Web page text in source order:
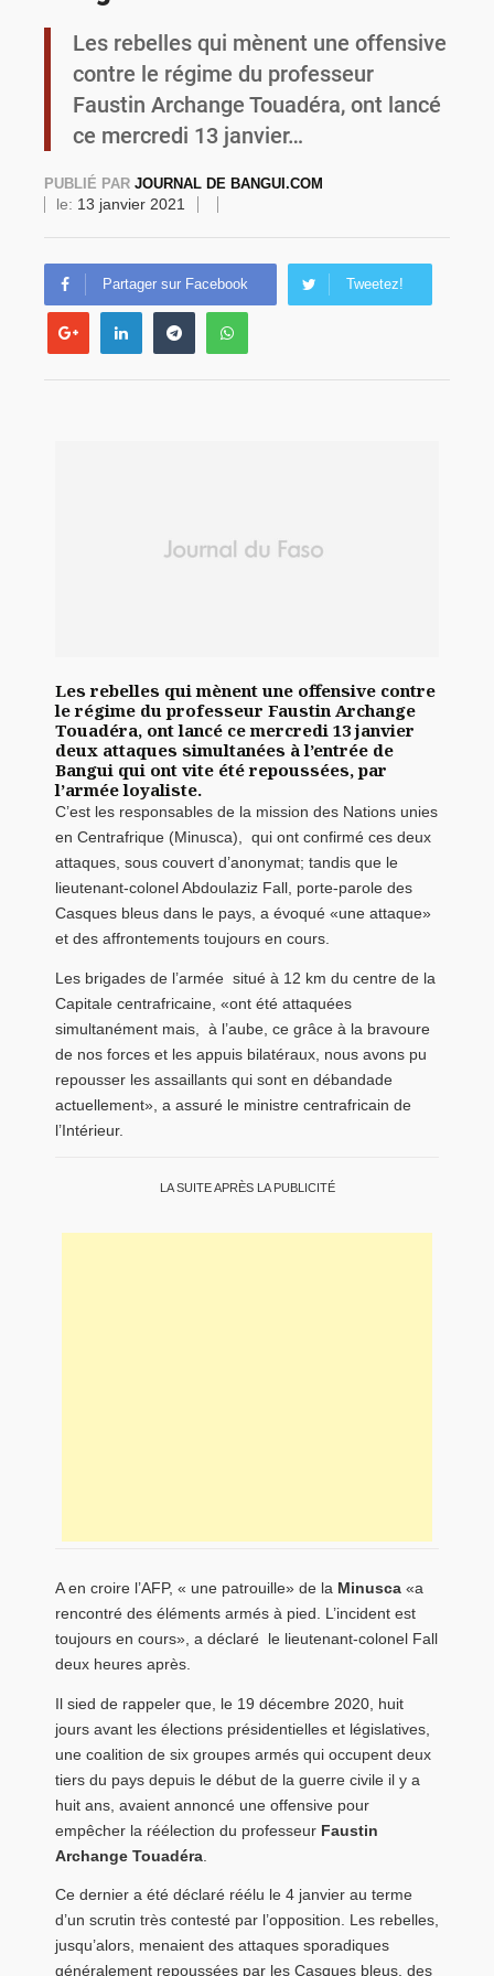
Burkina Faso : une usine de farine de blé à 3,1 milliards FCFA en construction pour renforcer la production locale
Les rebelles qui mènent une offensive
contre le régime du professeur
Faustin Archange Touadéra, ont lancé
ce mercredi 13 janvier…
PUBLIÉ PAR JOURNAL DE BANGUI.COM
le: 13 janvier 2021
Partager sur Facebook Tweetez!
Les rebelles qui mènent une offensive contre
le régime du professeur Faustin Archange
Touadéra, ont lancé ce mercredi 13 janvier
deux attaques simultanées à l’entrée de
Bangui qui ont vite été repoussées, par
l’armée loyaliste.
C’est les responsables de la mission des Nations unies
en Centrafrique (Minusca), qui ont confirmé ces deux
attaques, sous couvert d’anonymat; tandis que le
lieutenant-colonel Abdoulaziz Fall, porte-parole des
Casques bleus dans le pays, a évoqué «une attaque»
et des affrontements toujours en cours.
Les brigades de l’armée situé à 12 km du centre de la
Capitale centrafricaine, «ont été attaquées
simultanément mais, à l’aube, ce grâce à la bravoure
de nos forces et les appuis bilatéraux, nous avons pu
repousser les assaillants qui sont en débandade
actuellement», a assuré le ministre centrafricain de
l’Intérieur.
LA SUITE APRÈS LA PUBLICITÉ
A en croire l’AFP, « une patrouille» de la Minusca «a
rencontré des éléments armés à pied. L’incident est
toujours en cours», a déclaré le lieutenant-colonel Fall
deux heures après.
Il sied de rappeler que, le 19 décembre 2020, huit
jours avant les élections présidentielles et législatives,
une coalition de six groupes armés qui occupent deux
tiers du pays depuis le début de la guerre civile il y a
huit ans, avaient annoncé une offensive pour
empêcher la réélection du professeur Faustin
Archange Touadéra
Ce dernier a été déclaré réélu le 4 janvier au terme
d’un scrutin très contesté par l’opposition. Les rebelles,
jusqu’alors, menaient des attaques sporadiques
généralement repoussées par les Casques bleus, des